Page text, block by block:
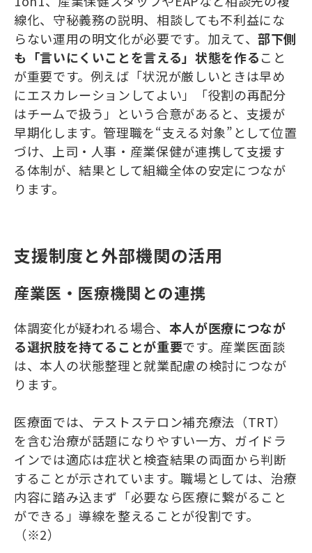
線化、守秘義務の説明、相談しても不利益にな
らない運用の明文化が必要です。加えて、部下側
も「言いにくいことを言える」状態を作ること
が重要です。例えば「状況が厳しいときは早め
にエスカレーションしてよい」「役割の再配分
はチームで扱う」という合意があると、支援が
早期化します。管理職を“支える対象”として位置
づけ、上司・人事・産業保健が連携して支援す
る体制が、結果として組織全体の安定につなが
ります。
支援制度と外部機関の活用
産業医・医療機関との連携
体調変化が疑われる場合、 本人が医療につなが
る選択肢を持てることが重要です。産業医面談
は、本人の状態整理と就業配慮の検討につなが
ります。
医療面では、テストステロン補充療法（TRT）
を含む治療が話題になりやすい一方、ガイドラ
インでは適応は症状と検査結果の両面から判断
することが示されています。職場としては、治療
内容に踏み込まず「必要なら医療に繋がること
ができる」導線を整えることが役割です。
（※2）